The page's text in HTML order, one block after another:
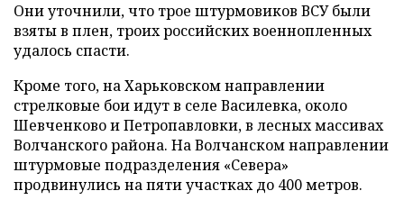
Они уточнили, что трое штурмовиков ВСУ были
взяты в плен, троих российских военнопленных
удалось спасти.
Кроме того, на Харьковском направлении
стрелковые бои идут в селе Василевка, около
Шевченково и Петропавловки, в лесных массивах
Волчанского района. На Волчанском направлении
штурмовые подразделения «Севера»
продвинулись на пяти участках до 400 метров.